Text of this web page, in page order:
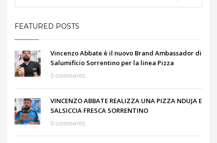
FEATURED POSTS
Vincenzo Abbate è il nuovo Brand Ambassador di
Salumificio Sorrentino per la linea Pizza
0 comments
VINCENZO ABBATE REALIZZA UNA PIZZA NDUJA E
SALSICCIA FRESCA SORRENTINO
0 comments